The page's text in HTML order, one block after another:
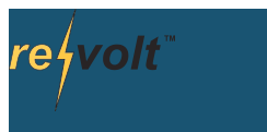
la
navigation
contenu